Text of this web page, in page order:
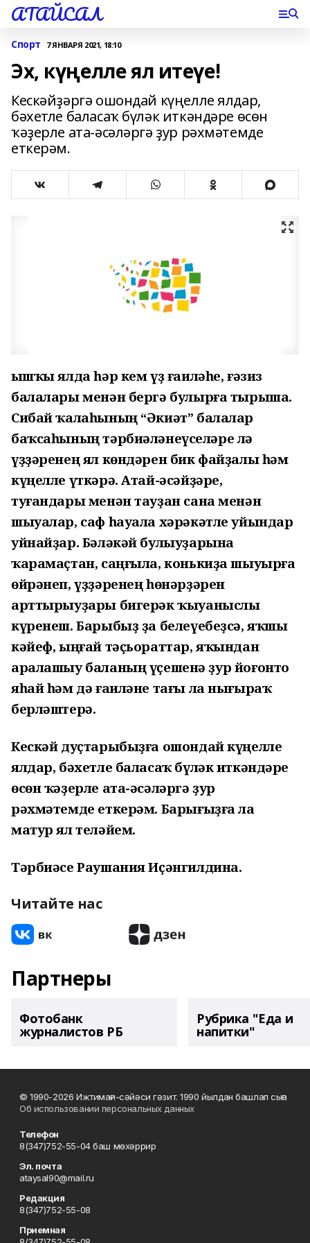
АТАЙСАЛ
Спорт 7 ЯНВАРЯ 2021, 18:10
Эх, күңелле ял итеүе!
Кескәйҙәргә ошондай күңелле ялдар,
бәхетле баласаҡ бүләк иткәндәре өсөн
ҡәҙерле ата-әсәләргә ҙур рәхмәтемде
еткерәм.
Ҡышҡы ялда һәр кем үҙ ғаиләһе, ғәзиз
балалары менән бергә булырға тырыша.
Сибай ҡалаһының “Әкиәт” балалар
баҡсаһының тәрбиәләнеүселәре лә
үҙҙәренең ял көндәрен бик файҙалы һәм
күңелле үткәрә. Атай-әсәйҙәре,
туғандары менән тауҙан сана менән
шыуалар, саф һауала хәрәкәтле уйындар
уйнайҙар. Бәләкәй булыуҙарына
ҡарамаҫтан, саңғыла, конькиҙа шыуырға
өйрәнеп, үҙҙәренең һөнәрҙәрен
арттырыуҙары бигерәк ҡыуаныслы
күренеш. Барыбыҙ ҙа белеүебеҙсә, яҡшы
кәйеф, ыңғай тәҫьораттар, яҡындан
аралашыу баланың үҫешенә ҙур йоғонто
яһай һәм дә ғаиләне тағы ла нығыраҡ
берләштерә.
Кескәй дуҫтарыбыҙға ошондай күңелле
ялдар, бәхетле баласаҡ бүләк иткәндәре
өсөн ҡәҙерле ата-әсәләргә ҙур
рәхмәтемде еткерәм. Барығыҙға ла
матур ял теләйем.
Тәрбиәсе Раушания Иҫәнгилдина.
Читайте нас
Партнеры
Фотобанк
журналистов РБ
Рубрика "Еда и
напитки"
© 1990-2026 Ижтимағи-сәйәси гәзит. 1990 йылдан башлап сыға
Об использовании персональных данных
Телефон
8(347)752-55-04 баш мөхәррир
Эл. почта
ataysal90@mail.ru
Редакция
8(347)752-55-08
Приемная